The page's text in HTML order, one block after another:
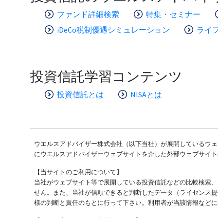
ファンド詳細検索
特集・セミナー
iDeCo税制優遇シミュレーション
ライ
投資信託学習コンテンツ
投資信託とは NISAとは
ウエルスアドバイザー株式会社（以下当社）が展開しているウ
にウエルスアドバイザーウェブサイトを介した外部ウェブサイ
【当サイトのご利用について】
当社がウェブサイト等で展開している投資信託などの比較検索
せん。また、当社が信頼できると判断したデータ（ライセンス
様の判断と責任のもとに行って下さい。利用者が当該情報など